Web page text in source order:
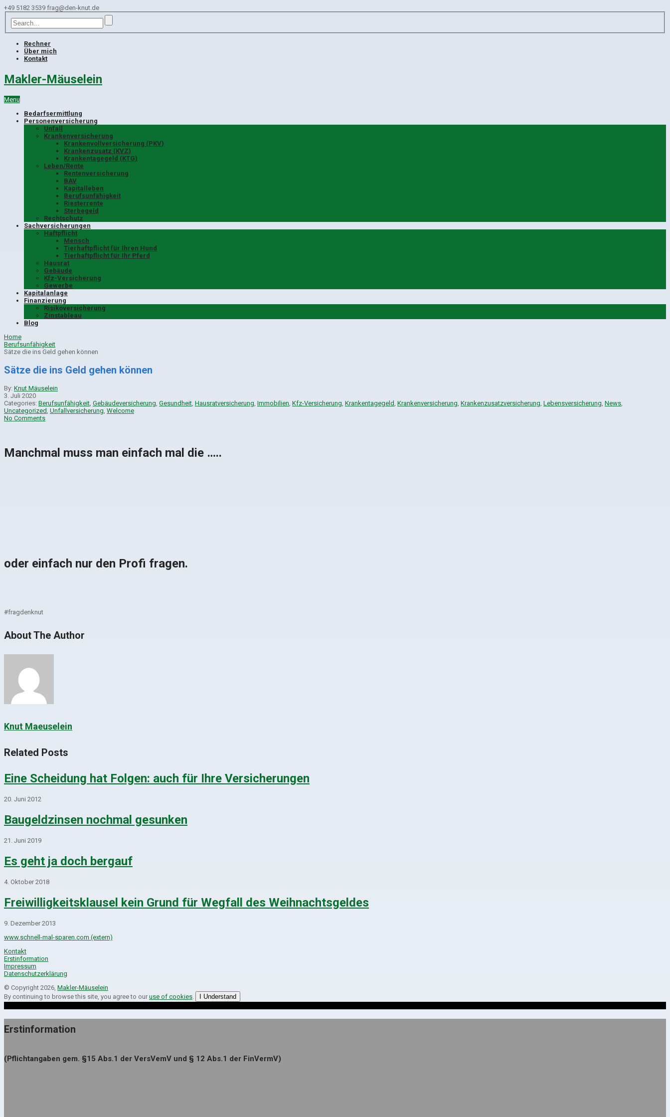
+49 5182 3539 frag@den-knut.de
Rechner
Über mich
Kontakt
Makler-Mäuselein
Menu
Bedarfsermittlung
Personenversicherung
Unfall
Krankenversicherung
Krankenvollversicherung (PKV)
Krankenzusatz (KVZ)
Krankentagegeld (KTG)
Leben/Rente
Rentenversicherung
BAV
Kapitalleben
Berufsunfähigkeit
Riesterrente
Sterbegeld
Rechtschutz
Sachversicherungen
Haftpflicht
Mensch
Tierhaftpflicht für Ihren Hund
Tierhaftpflicht für Ihr Pferd
Hausrat
Gebäude
Kfz-Versicherung
Gewerbe
Kapitalanlage
Finanzierung
Risikoversicherung
Zinstableau
Blog
Home
Berufsunfähigkeit
Sätze die ins Geld gehen können
Sätze die ins Geld gehen können
By: Knut Mäuselein
3. Juli 2020
Categories: Berufsunfähigkeit Gebäudeversicherung Gesundheit Hausratversicherung Immobilien Kfz-Versicherung Krankentagegeld Krankenversicherung Krankenzusatzversicherung Lebensversicherung News
Uncategorized Unfallversicherung Welcome
No Comments
Manchmal muss man einfach mal die …..
oder einfach nur den Profi fragen.
#fragdenknut
About The Author
Knut Maeuselein
Related Posts
Eine Scheidung hat Folgen: auch für Ihre Versicherungen
20. Juni 2012
Baugeldzinsen nochmal gesunken
21. Juni 2019
Es geht ja doch bergauf
4. Oktober 2018
Freiwilligkeitsklausel kein Grund für Wegfall des Weihnachtsgeldes
9. Dezember 2013
www.schnell-mal-sparen.com (extern)
Kontakt
Erstinformation
Impressum
Datenschutzerklärung
© Copyright 2026, Makler-Mäuselein
By continuing to browse this site, you agree to our use of cookies I Understand
Erstinformation
(Pflichtangaben gem. §15 Abs.1 der VersVemV und § 12 Abs.1 der FinVermV)